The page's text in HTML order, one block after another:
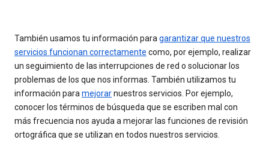
También usamos tu información para garantizar que nuestros
servicios funcionan correctamente como, por ejemplo, realizar
un seguimiento de las interrupciones de red o solucionar los
problemas de los que nos informas. También utilizamos tu
información para mejorarnuestros servicios. Por ejemplo,
conocer los términos de búsqueda que se escriben mal con
más frecuencia nos ayuda a mejorar las funciones de revisión
ortográfica que se utilizan en todos nuestros servicios.